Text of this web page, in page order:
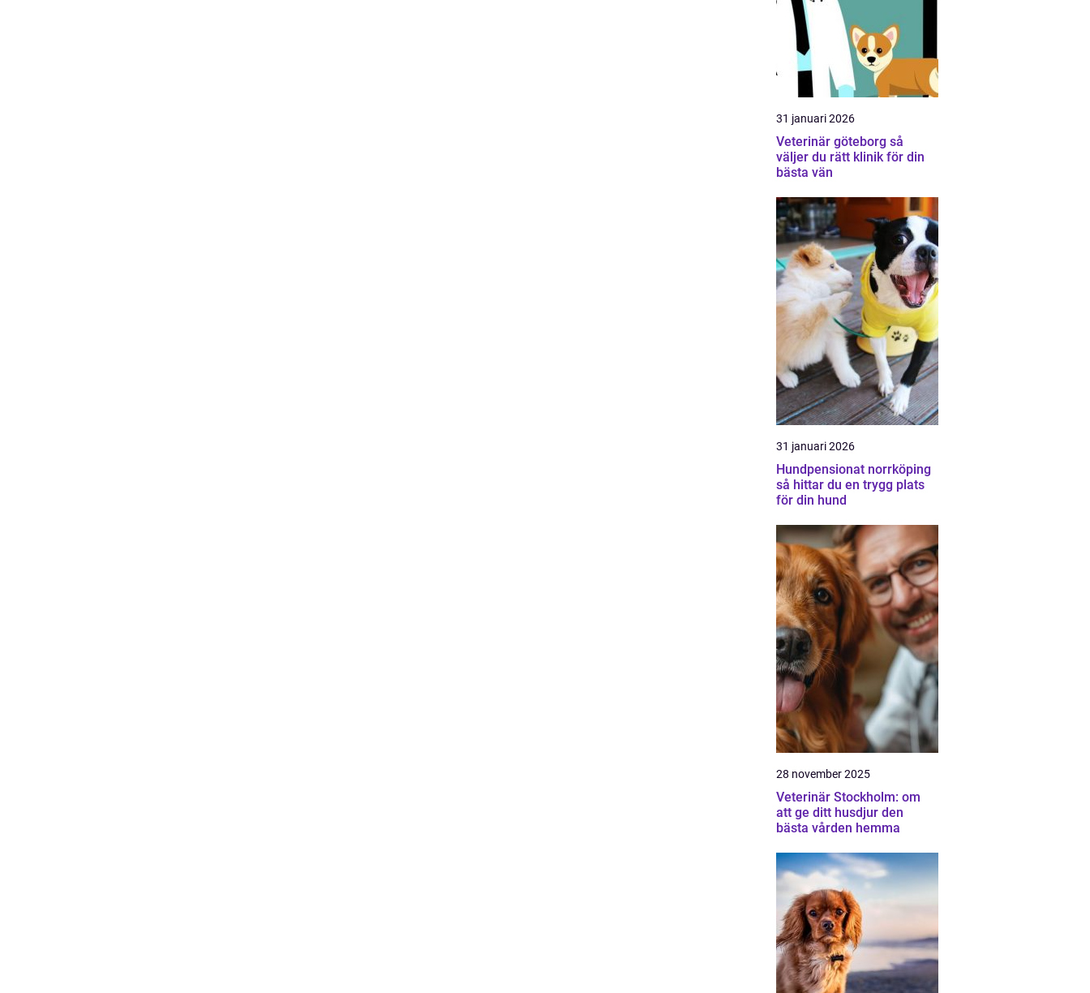
31 januari 2026
Veterinär göteborg så
väljer du rätt klinik för din
bästa vän
31 januari 2026
Hundpensionat norrköping
så hittar du en trygg plats
för din hund
28 november 2025
Veterinär Stockholm: om
att ge ditt husdjur den
bästa vården hemma